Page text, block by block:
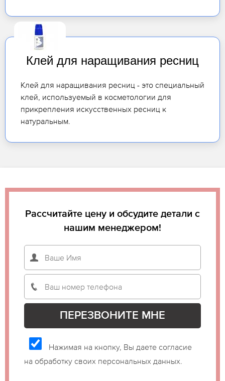
Клей для наращивания ресниц
Клей для наращивания ресниц - это специальный
клей, используемый в косметологии для
прикрепления искусственных ресниц к
натуральным.
Рассчитайте цену и обсудите детали с
нашим менеджером!
Нажимая на кнопку, Вы даете согласие
на обработку своих персональных данных.